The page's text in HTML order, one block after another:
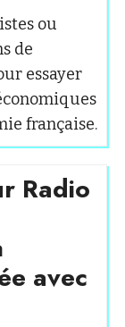
ou
de
essayer
française.
Radio
avec